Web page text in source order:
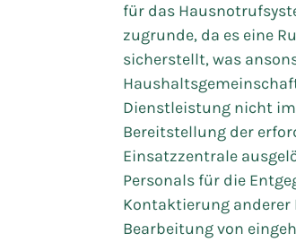
für das
zugrunde, da es eine
sicherstellt, was
Dienstleistung nicht
Bereitstellung der
Einsatzzentrale
Personals für die
Kontaktierung anderer
Bearbeitung von